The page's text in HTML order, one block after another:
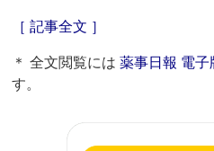
［ 記事全文 ］
＊ 全文閲覧には薬事日報 電子
す。